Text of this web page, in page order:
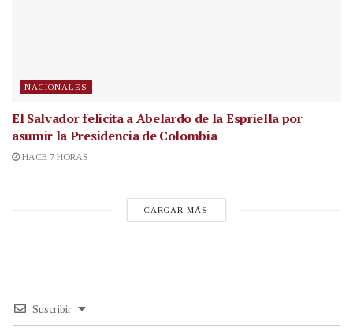
NACIONALES
El Salvador felicita a Abelardo de la Espriella por
asumir la Presidencia de Colombia
HACE 7 HORAS
CARGAR MÁS
Suscribir